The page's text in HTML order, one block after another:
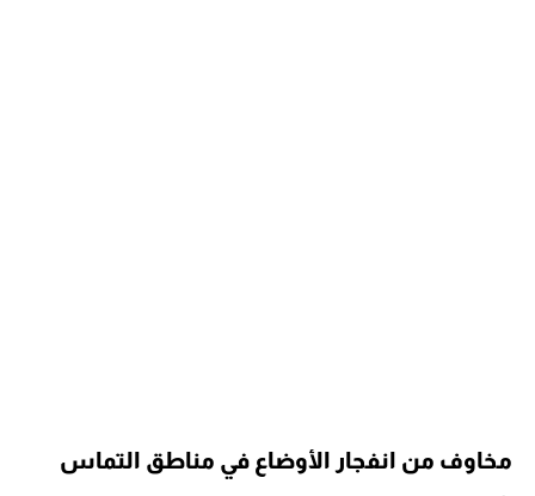
مخاوف من انفجار الأوضاع في مناطق التماس